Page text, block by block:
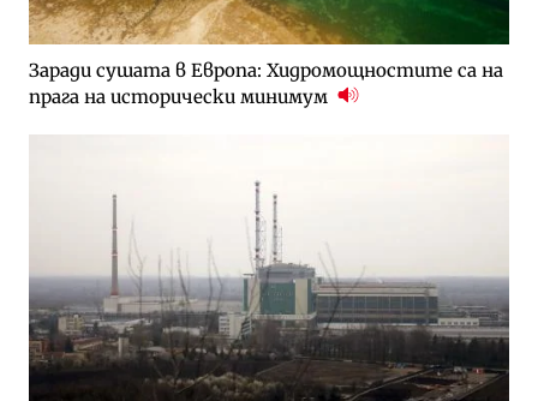
Заради сушата в Европа: Хидромощностите са на
прага на исторически минимум